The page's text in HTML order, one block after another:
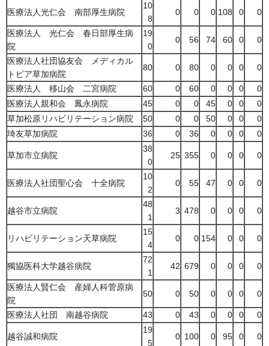
医療法人光仁会 南部厚生病院
10
8
0 0 0 108 0 0
医療法人 光仁会 春日部厚生病
院
19
0
0 56 74 60 0 0
医療法人社団協友会 メディカル
トピア草加病院
80 0 80 0 0 0 0
医療法人 移山会 二宮病院 60 0 60 0 0 0
0
医療法人親和会 鳳永病院
45 0 0 45 0 0
0
草加松原リハビリテーション病院
50 0 0 50 0 0
0
埼友草加病院
36 0 36 0 0 0 0
草加市立病院
38
0
25 355 0 0 0 0
医療法人社団聖心会 十全病院
10
2
0 55 47 0 0 0
越谷市立病院
48
1
3 478 0 0 0 0
リハビリテーション天草病院
15
4
0 0 154 0 0 0
獨協医科大学越谷病院
72
1
42 679 0 0 0 0
医療法人賢仁会 産婦人科菅原病
院
50 0 50 0 0 0 0
医療法人社団 南越谷病院 43 0 43 0 0 0 0
越谷誠和病院
19
5
0 100 0 95 0 0